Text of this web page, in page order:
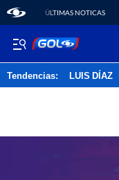
ÚLTIMAS NOTICAS
Tendencias: LUIS DÍAZ